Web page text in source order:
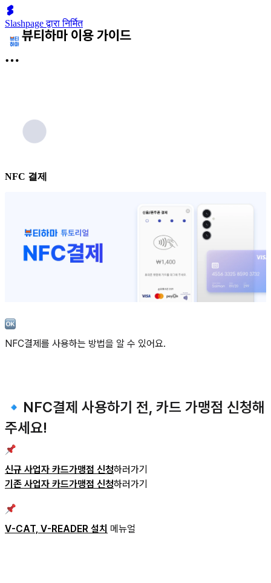
Slashpage द्वारा निर्मित
NFC 결제
NFC결제를 사용하는 방법을 알 수 있어요.
🔹NFC결제 사용하기 전, 카드 가맹점 신청해
주세요!
신규 사업자 카드가맹점 신청하러가기
기존 사업자 카드가맹점 신청하러가기
V-CAT, V-READER 설치 메뉴얼